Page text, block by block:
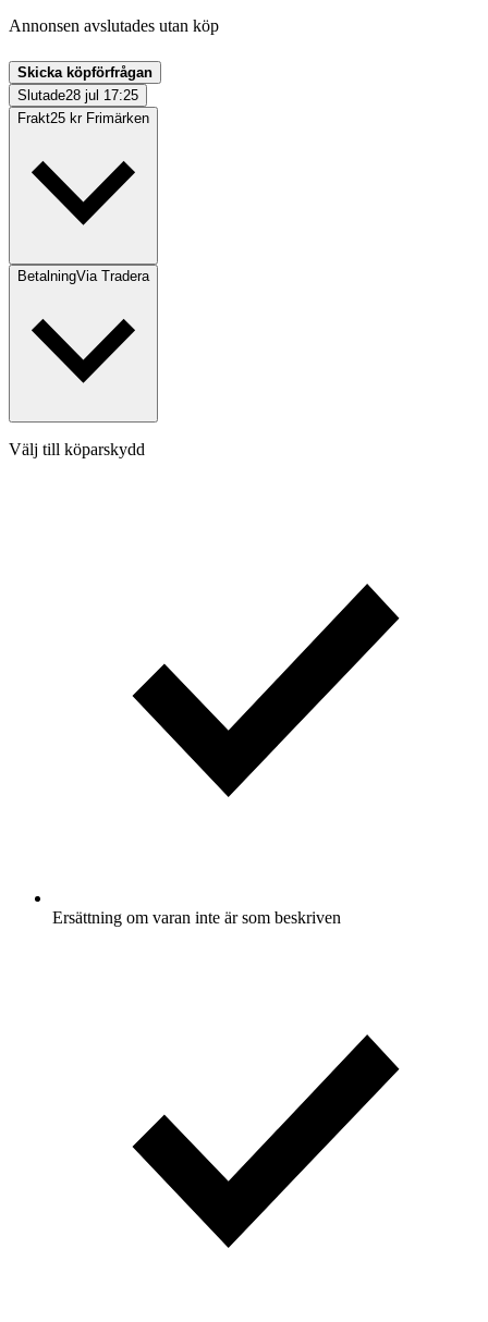
Annonsen avslutades utan köp
Skicka köpförfrågan
Slutade28 jul 17:25
Frakt25 kr Frimärken
BetalningVia Tradera
Välj till köparskydd
Ersättning om varan inte är som beskriven